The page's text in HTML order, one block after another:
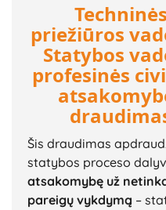
Techninės
priežiūros
Statybos
profesinės
Šis draudimas
statybos proceso
atsakomybę už
pareigų vykdymą –